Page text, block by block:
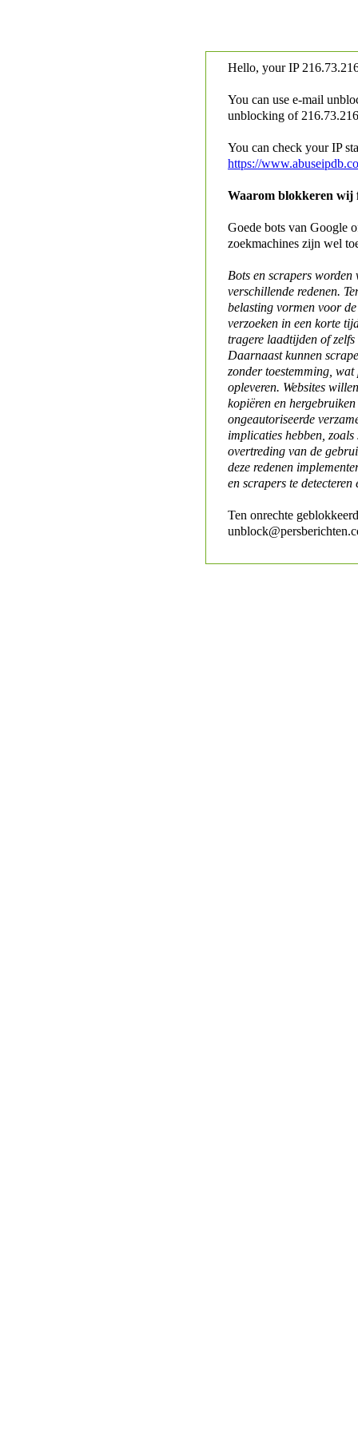
Hello, your IP
You can use e-mail
unblocking of
You can check your IP
https://
Waarom blokkeren wij
Goede bots van Google
zoekmachines zijn wel
Bots en scrapers worden
verschillende redenen.
belasting vormen voor
verzoeken in een korte
tragere laadtijden of
Daarnaast kunnen
zonder toestemming,
opleveren. Websites
kopiëren en
ongeautoriseerde
implicaties hebben,
overtreding van de
deze redenen
en scrapers te detecteren
Ten onrechte